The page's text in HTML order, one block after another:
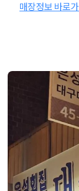
매장정보 바로